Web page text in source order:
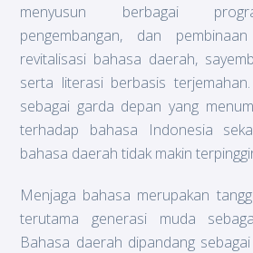
menyusun berbagai
pengembangan, dan
revitalisasi bahasa daerah,
serta literasi berbasis
sebagai garda depan yang
terhadap bahasa Indonesia
bahasa daerah tidak makin
Menjaga bahasa merupakan
terutama generasi muda
Bahasa daerah dipandang